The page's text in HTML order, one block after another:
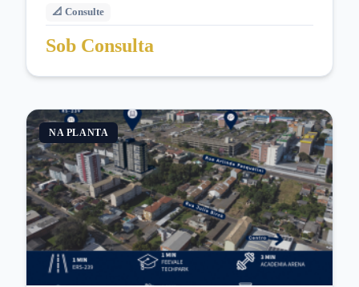
📐 Consulte
Sob Consulta
NA PLANTA